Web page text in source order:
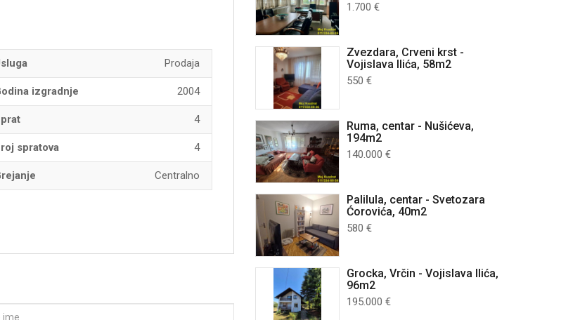
Prodaja
izgradnje 2004
4
spratova 4
Centralno
1.700 €
Zvezdara, Crveni krst -
Vojislava Ilića, 58m2
550 €
Ruma, centar - Nušićeva,
194m2
140.000 €
Palilula, centar - Svetozara
Ćorovića, 40m2
580 €
Grocka, Vrčin - Vojislava Ilića,
96m2
195.000 €